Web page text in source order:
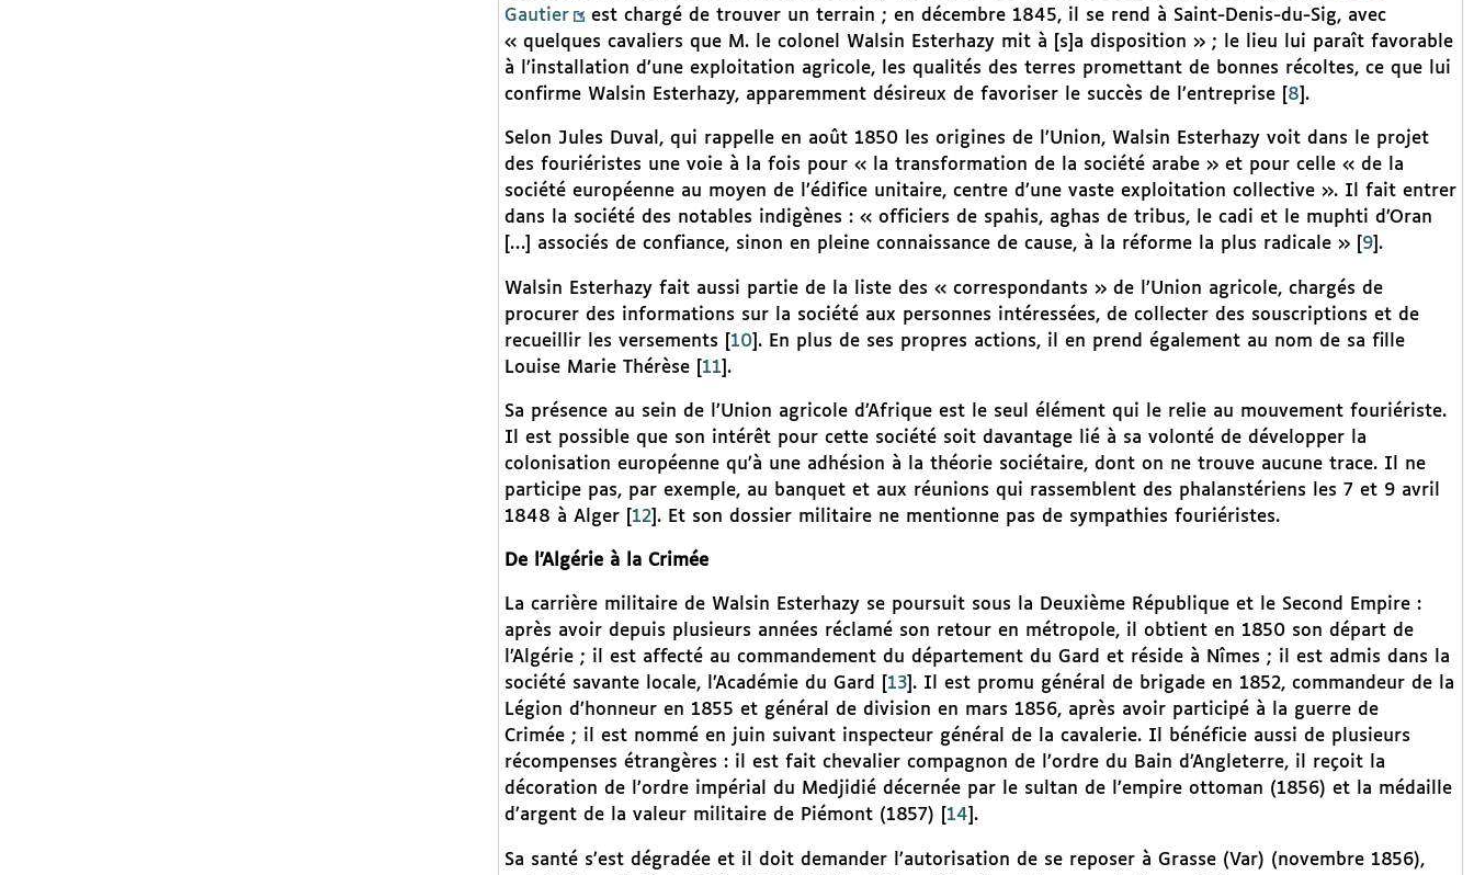
Gautier
est chargé de trouver un terrain ; en décembre 1845, il se rend à Saint-Denis-du-Sig, avec
« quelques cavaliers que M. le colonel Walsin Esterhazy mit à [s]a disposition » ; le lieu lui paraît favorable
à l’installation d’une exploitation agricole, les qualités des terres promettant de bonnes récoltes, ce que lui
confirme Walsin Esterhazy, apparemment désireux de favoriser le succès de l’entreprise[ 8 .
Selon Jules Duval, qui rappelle en août 1850 les origines de l’Union, Walsin Esterhazy voit dans le projet
des fouriéristes une voie à la fois pour « la transformation de la société arabe » et pour celle « de la
société européenne au moyen de l’édifice unitaire, centre d’une vaste exploitation collective ». Il fait entrer
dans la société des notables indigènes : « officiers de spahis, aghas de tribus, le cadi et le muphti d’Oran
[…] associés de confiance, sinon en pleine connaissance de cause, à la réforme la plus radicale »[ 9] .
Walsin Esterhazy fait aussi partie de la liste des « correspondants » de l’Union agricole, chargés de
procurer des informations sur la société aux personnes intéressées, de collecter des souscriptions et de
recueillir les versements
10 . En plus de ses propres actions, il en prend également au nom de sa fille
Louise Marie Thérèse[ 11 .
Sa présence au sein de l’Union agricole d’Afrique est le seul élément qui le relie au mouvement fouriériste.
Il est possible que son intérêt pour cette société soit davantage lié à sa volonté de développer la
colonisation européenne qu’à une adhésion à la théorie sociétaire, dont on ne trouve aucune trace. Il ne
participe pas, par exemple, au banquet et aux réunions qui rassemblent des phalanstériens les 7 et 9 avril
1848 à Alger[ 12] . Et son dossier militaire ne mentionne pas de sympathies fouriéristes.
De l’Algérie à la Crimée
La carrière militaire de Walsin Esterhazy se poursuit sous la Deuxième République et le Second Empire :
après avoir depuis plusieurs années réclamé son retour en métropole, il obtient en 1850 son départ de
l’Algérie ; il est affecté au commandement du département du Gard et réside à Nîmes ; il est admis dans la
société savante locale, l’Académie du Gard
13] . Il est promu général de brigade en 1852, commandeur de la
Légion d’honneur en 1855 et général de division en mars 1856, après avoir participé à la guerre de
Crimée ; il est nommé en juin suivant inspecteur général de la cavalerie. Il bénéficie aussi de plusieurs
récompenses étrangères : il est fait chevalier compagnon de l’ordre du Bain d’Angleterre, il reçoit la
décoration de l’ordre impérial du Medjidié décernée par le sultan de l’empire ottoman (1856) et la médaille
d’argent de la valeur militaire de Piémont (1857)
14 .
Sa santé s’est dégradée et il doit demander l’autorisation de se reposer à Grasse (Var) (novembre 1856),